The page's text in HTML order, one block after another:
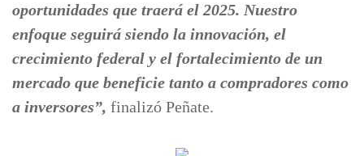
oportunidades que traerá el 2025. Nuestro
enfoque seguirá siendo la innovación, el
crecimiento federal y el fortalecimiento de un
mercado que beneficie tanto a compradores como
a inversores”, finalizó Peñate.